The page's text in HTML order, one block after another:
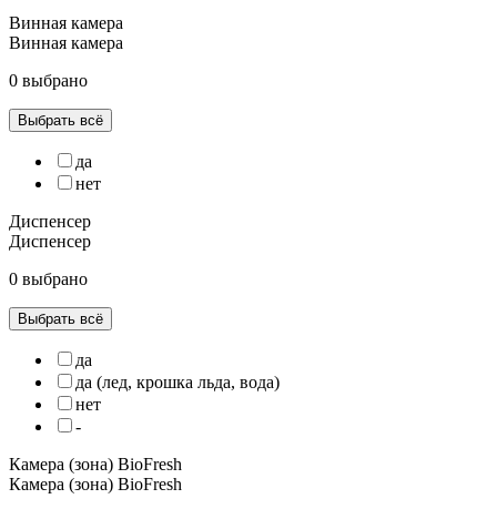
Винная камера
Винная камера
0 выбрано
Выбрать всё
да
нет
Диспенсер
Диспенсер
0 выбрано
Выбрать всё
да
да (лед, крошка льда, вода)
нет
-
Камера (зона) BioFresh
Камера (зона) BioFresh